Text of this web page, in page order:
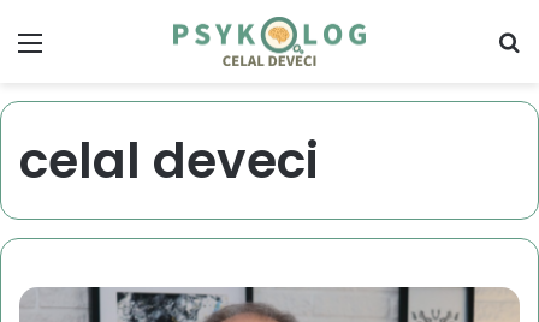
celal deveci